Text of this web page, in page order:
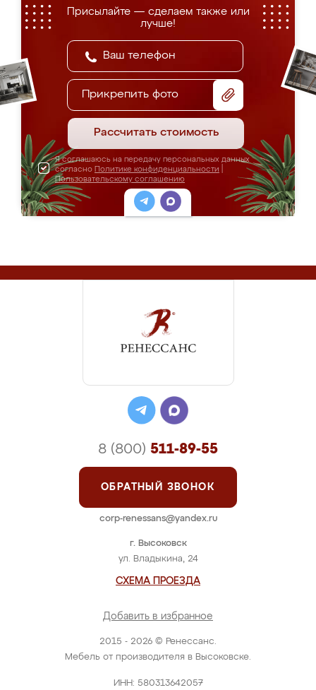
Присылайте — сделаем также или
лучше!
Прикрепить фото
Рассчитать стоимость
Я соглашаюсь на передачу персональных данных
согласно Политике конфиденциальности
Пользовательскому соглашению
2015 - 2026 © Ренессанс.
Мебель от производителя в Высоковске.
ИНН: 580313642057
г. Высоковск
ул. Владыкина, 24
СХЕМА ПРОЕЗДА
Добавить в избранное
8 (800) 511-89-55
ОБРАТНЫЙ ЗВОНОК
corp-renessans@yandex.ru